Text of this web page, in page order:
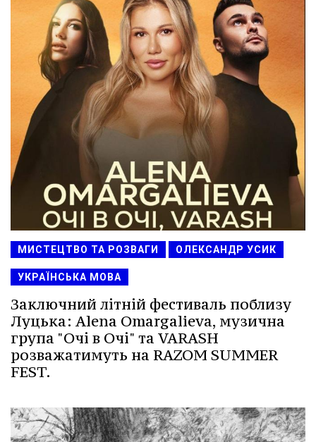
МИСТЕЦТВО ТА РОЗВАГИ ОЛЕКСАНДР УСИК
УКРАЇНСЬКА МОВА
Заключний літній фестиваль поблизу
Луцька: Alena Omargalieva, музична
група "Очі в Очі" та VARASH
розважатимуть на RAZOM SUMMER
FEST.